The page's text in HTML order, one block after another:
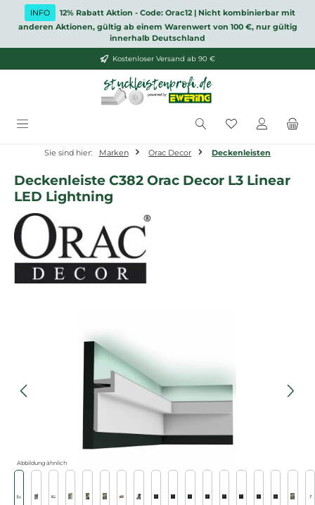
Zum Hauptinhalt springen
INFO
12% Rabatt Aktion - Code: Orac12 | Nicht kombinierbar mit
anderen Aktionen, gültig ab einem Warenwert von 100 €, nur gültig
innerhalb Deutschland
Kostenloser Versand ab 90 €
Du hast 0
Sie sind hier: Marken Orac Decor Deckenleisten
Deckenleiste C382 Orac Decor L3 Linear
LED Lightning
Abbildung ähnlich